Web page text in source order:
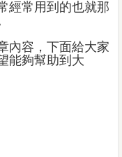
經常用到的也就那
內容，下面給大家
能夠幫助到大